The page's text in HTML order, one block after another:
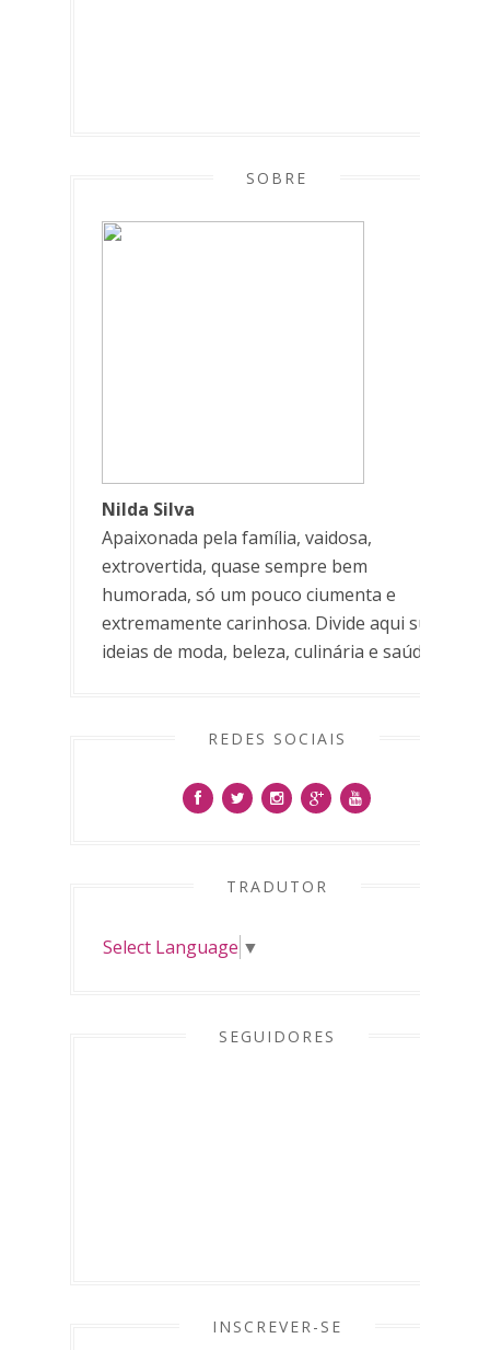
SOBRE
Nilda Silva
Apaixonada pela família, vaidosa,
extrovertida, quase sempre bem
humorada, só um pouco ciumenta e
extremamente carinhosa. Divide aqui suas
ideias de moda, beleza, culinária e saúde.
REDES SOCIAIS
TRADUTOR
Select Language ▼
SEGUIDORES
INSCREVER-SE